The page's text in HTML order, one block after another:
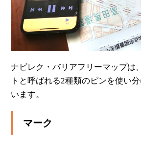
ナビレク・バリアフリーマップは
トと呼ばれる2種類のピンを使い
います。
マーク